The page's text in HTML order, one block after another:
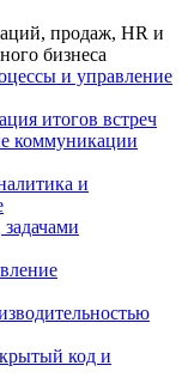
продаж, HR и
бизнеса
и управление
итогов встреч
коммуникации
и
код и